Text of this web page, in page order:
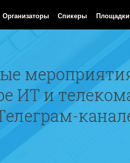
Организаторы Спикеры Площадки